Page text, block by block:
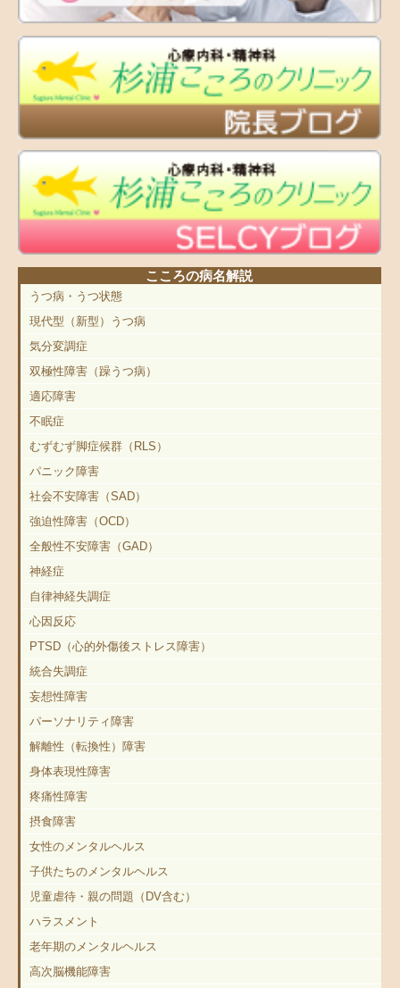
こころの病名解説
うつ病・うつ状態
現代型（新型）うつ病
気分変調症
双極性障害（躁うつ病）
適応障害
不眠症
むずむず脚症候群（RLS）
パニック障害
社会不安障害（SAD）
強迫性障害（OCD）
全般性不安障害（GAD）
神経症
自律神経失調症
心因反応
PTSD（心的外傷後ストレス障害）
統合失調症
妄想性障害
パーソナリティ障害
解離性（転換性）障害
身体表現性障害
疼痛性障害
摂食障害
女性のメンタルヘルス
子供たちのメンタルヘルス
児童虐待・親の問題（DV含む）
ハラスメント
老年期のメンタルヘルス
高次脳機能障害